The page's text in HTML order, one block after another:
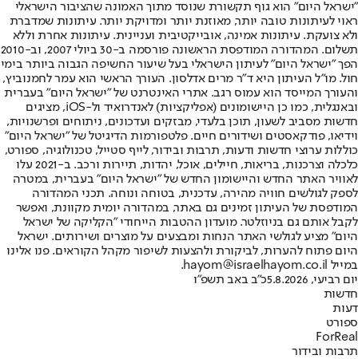
"ישראל היום" הוא גוף תקשורת שנוסד מתוך האמונה שהציבור הישראלי
ראוי לעיתונות טובה יותר, מאוזנת יותר ומדויקת יותר. עיתונות שמדברת
ולא צועקת. עיתונות אמינה, אובייקטיבית ועניינית. עיתונות אחרת וללא
תשלום. המהדורה המודפסת הראשונה פורסמה ב-30 ביולי 2007, וב-2010
הפך "ישראל היום" לעיתון הישראלי בעל שיעור החשיפה הגבוה ביותר בימי
חול. מו"ל העיתון היא ד"ר מרים אדלסון. העורך הראשי הוא עמר לחמנוביץ,
והעורך המייסד הוא עמוס רגב. אתרי האינטרנט של "ישראל היום" בעברית
ובאנגלית, כמו כן היישומונים (אפליקציות) לאנדרואיד ול-iOS, מציגים
חדשות מסביב לשעון, תוכן בלעדי, מבזקים ועדכונים, ניתוחים ופרשנויות,
וידיאו, פודקאסטים ושידורים חיים. פלטפורמות הדיגיטל של "ישראל היום"
כוללות ערוצי חדשות ודעות, תרבות ובידור, לייף סטייל, טכנולוגיה, ספורט,
כלכלה וצרכנות, בריאות, חיילים, אוכל, יהדות, תיירות ורכב. ב-2021 עלו
לאוויר האתר החדש והיישומון החדש של "ישראל היום" בעברית, במטרה
לספק לגולשים חוויה מהירה, עדכנית, בטוחה ונוחה. תכני המהדורה
המודפסת של העיתון זמינים גם באתר, במהדורה יומית מקוונת, ואפשר
לקבל אותם גם בניוזלטר. מועדון ההטבות הייחודי "הקליקה של ישראל
היום" מציע לגולשי האתר הנחות ומבצעים על מוצרים ושירותים. ישראל
היום פתוח להערות, לביקורת ולהצעות לשיפור מקהל הקוראים. פנו אלינו
במייל hayom@israelhayom.co.il.
יום רביעי, 5.8.2026
כ"ב באב תשפ"ו
חדשות
דעות
ספורט
ForReal
תרבות ובידור